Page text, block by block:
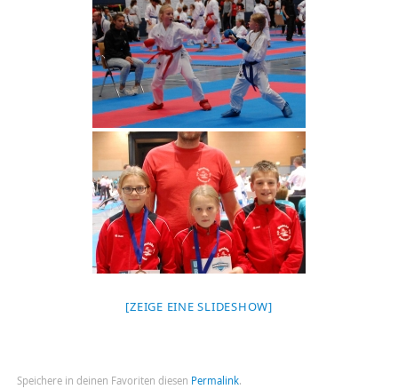
[ZEIGE EINE SLIDESHOW]
Speichere in deinen Favoriten diesen Permalink.